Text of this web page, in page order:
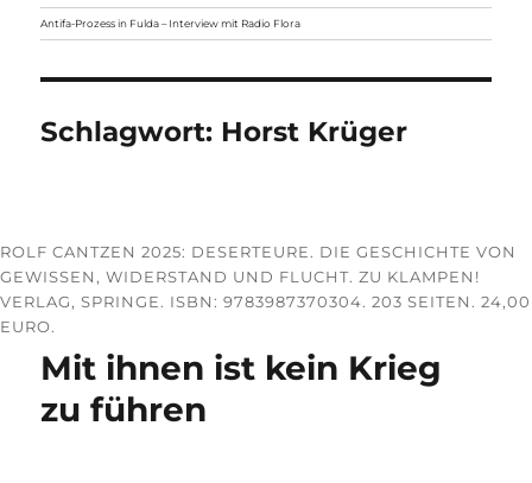
Antifa-Prozess in Fulda – Interview mit Radio Flora
Schlagwort: Horst Krüger
ROLF CANTZEN 2025: DESERTEURE. DIE GESCHICHTE VON
GEWISSEN, WIDERSTAND UND FLUCHT. ZU KLAMPEN!
VERLAG, SPRINGE. ISBN: 9783987370304. 203 SEITEN. 24,00
EURO.
Mit ihnen ist kein Krieg
zu führen